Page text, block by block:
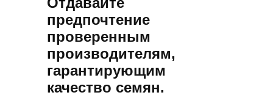
предпочтение
проверенным
производителям,
гарантирующим
качество семян.